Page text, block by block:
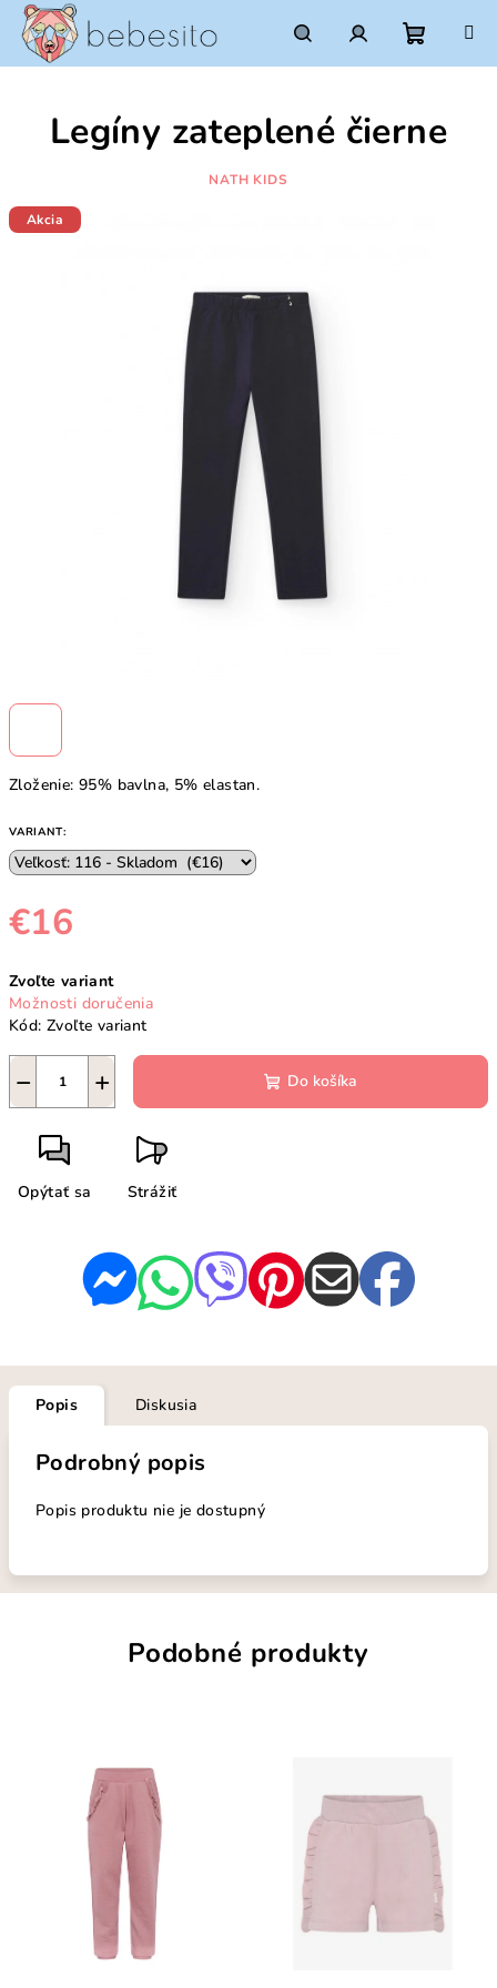
Prejsť
obsah
HľadaťPrihlásenie
košík
Zloženie: 95% bavlna, 5% elastan.
VARIANT:
€16
cena:
Zvoľte variant
Možnosti doručenia
Kód: Zvoľte variant
+
− Do košíka
Opýtať sa Strážiť
Legíny zateplené čierne
NATH KIDS
Akcia
Popis Diskusia
Podrobný popis
Popis produktu nie je dostupný
Podobné produkty